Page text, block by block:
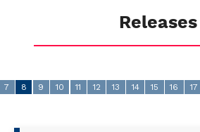
Releases
7 8 9 10 11 12 13 14 15 16 17